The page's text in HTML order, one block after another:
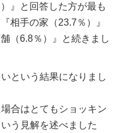
』と回答した方が最も
相手の家（23.7％）』
（6.8％）』と続きまし
という結果になりまし
合はとてもショッキン
う見解を述べました